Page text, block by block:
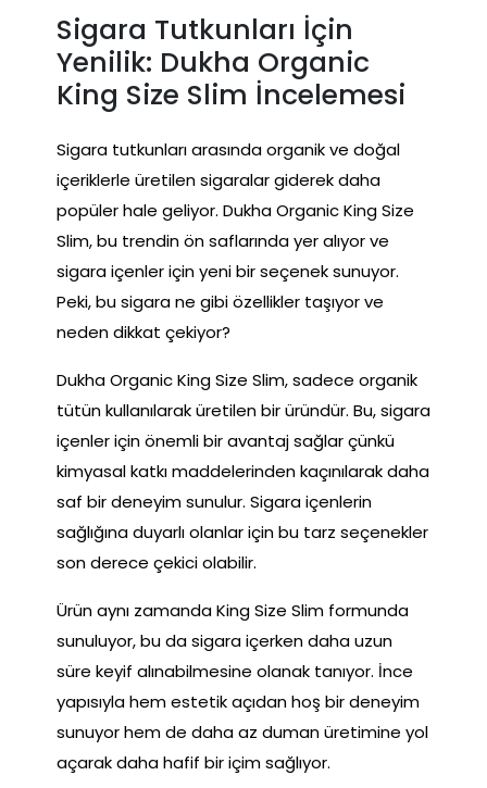
Sigara Tutkunları İçin
Yenilik: Dukha Organic
King Size Slim İncelemesi
Sigara tutkunları arasında organik ve doğal
içeriklerle üretilen sigaralar giderek daha
popüler hale geliyor. Dukha Organic King Size
Slim, bu trendin ön saflarında yer alıyor ve
sigara içenler için yeni bir seçenek sunuyor.
Peki, bu sigara ne gibi özellikler taşıyor ve
neden dikkat çekiyor?
Dukha Organic King Size Slim, sadece organik
tütün kullanılarak üretilen bir üründür. Bu, sigara
içenler için önemli bir avantaj sağlar çünkü
kimyasal katkı maddelerinden kaçınılarak daha
saf bir deneyim sunulur. Sigara içenlerin
sağlığına duyarlı olanlar için bu tarz seçenekler
son derece çekici olabilir.
Ürün aynı zamanda King Size Slim formunda
sunuluyor, bu da sigara içerken daha uzun
süre keyif alınabilmesine olanak tanıyor. İnce
yapısıyla hem estetik açıdan hoş bir deneyim
sunuyor hem de daha az duman üretimine yol
açarak daha hafif bir içim sağlıyor.